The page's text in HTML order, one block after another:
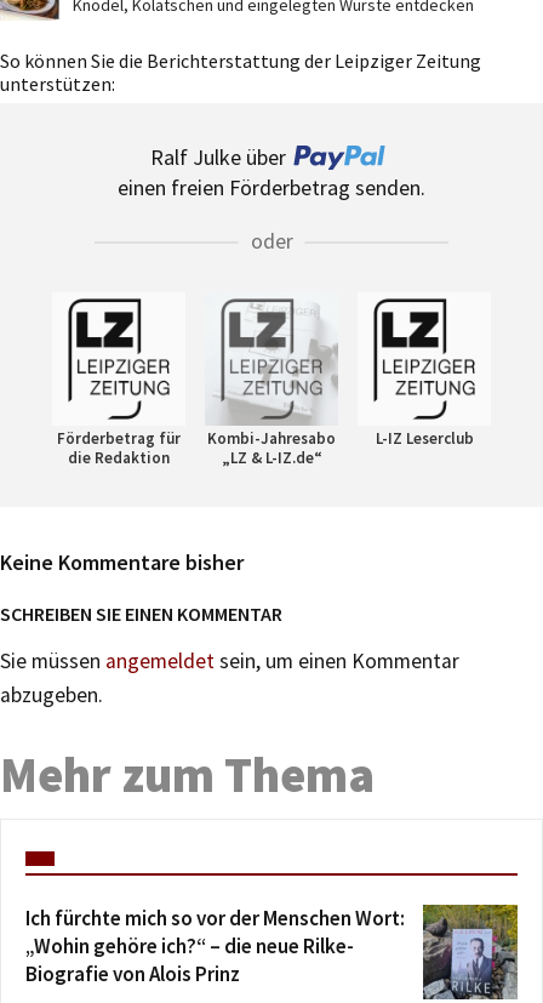
Knödel, Kolatschen und eingelegten Würste entdecken
So können Sie die Berichterstattung der Leipziger Zeitung
unterstützen:
Ralf Julke über
einen freien Förderbetrag senden.
oder
Förderbetrag für
die Redaktion
Kombi-Jahresabo
„LZ & L-IZ.de“
L-IZ Leserclub
Keine Kommentare bisher
SCHREIBEN SIE EINEN KOMMENTAR
Sie müssen angemeldetsein, um einen Kommentar
abzugeben.
Mehr zum Thema
Ich fürchte mich so vor der Menschen Wort:
„Wohin gehöre ich?“ – die neue Rilke-
Biografie von Alois Prinz